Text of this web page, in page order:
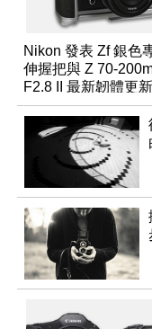
Nikon 發表 Zf 銀色
伸握把與 Z 70-
F2.8 II 最新韌體更新